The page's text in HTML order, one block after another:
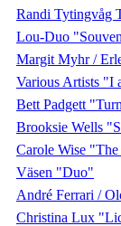
Randi Tytingvåg
Lou-Duo
Margit Myhr /
Various Artists "I
Bett Padgett
Brooksie Wells
Carole Wise
Väsen "Duo"
André Ferrari /
Christina Lux